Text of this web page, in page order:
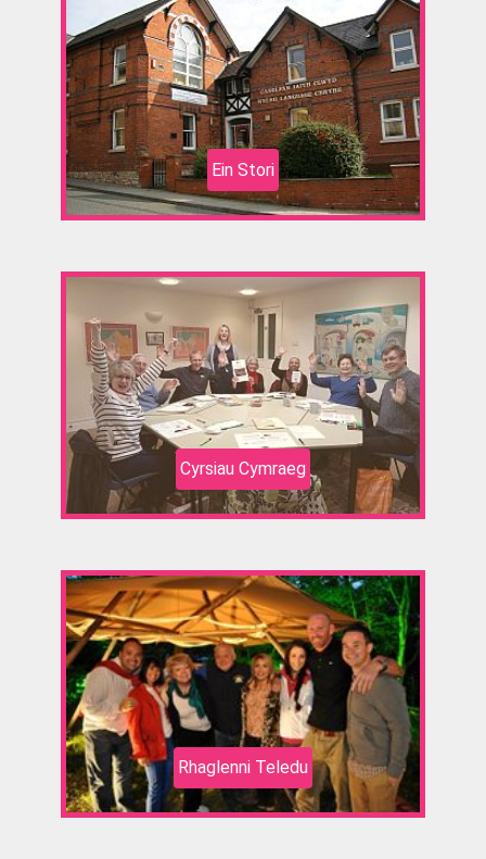
Ein Stori
Cyrsiau Cymraeg
Rhaglenni Teledu